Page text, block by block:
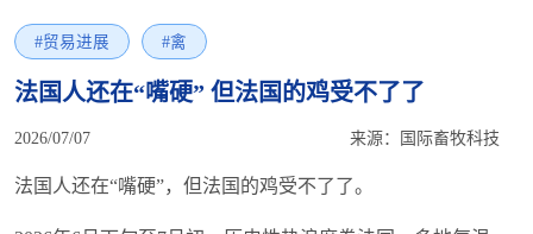
#贸易进展 #禽
法国人还在“嘴硬” 但法国的鸡受不了了
2026/07/07 来源：国际畜牧科技
法国人还在“嘴硬”，但法国的鸡受不了了。